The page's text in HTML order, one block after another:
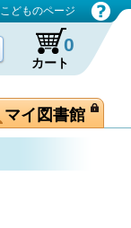
こどものページ
カート
0
マイ図書館